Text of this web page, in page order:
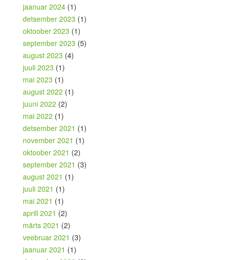
jaanuar 2024 (1)
detsember 2023 (1)
oktoober 2023 (1)
september 2023 (5)
august 2023 (4)
juuli 2023 (1)
mai 2023 (1)
august 2022 (1)
juuni 2022 (2)
mai 2022 (1)
detsember 2021 (1)
november 2021 (1)
oktoober 2021 (2)
september 2021 (3)
august 2021 (1)
juuli 2021 (1)
mai 2021 (1)
aprill 2021 (2)
märts 2021 (2)
veebruar 2021 (3)
jaanuar 2021 (1)